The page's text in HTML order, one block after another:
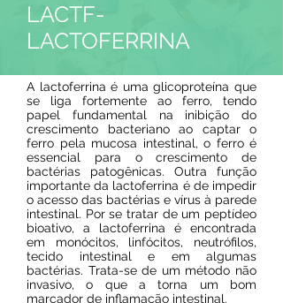
LACTF-
LACTOFERRINA
A lactoferrina é uma glicoproteína que
se liga fortemente ao ferro, tendo
papel fundamental na inibição do
crescimento bacteriano ao captar o
ferro pela mucosa intestinal, o ferro é
essencial para o crescimento de
bactérias patogênicas. Outra função
importante da lactoferrina é de impedir
o acesso das bactérias e vírus à parede
intestinal. Por se tratar de um peptídeo
bioativo, a lactoferrina é encontrada
em monócitos, linfócitos, neutrófilos,
tecido intestinal e em algumas
bactérias. Trata-se de um método não
invasivo, o que a torna um bom
marcador de inflamação intestinal.